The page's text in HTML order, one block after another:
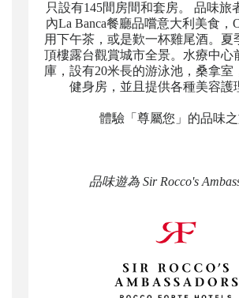
只設有145間房間和套房。 品味旅
內La Banca餐廳品嚐意大利美食，
用下午茶，或是歎一杯雞尾酒。夏
頂樓露台觀賞城市全景。水療中心
庫，設有20米長的游泳池，桑拿室
健身房，並且提供各種美容護
體驗「尊屬您」的品味
品味遊為 Sir Rocco's